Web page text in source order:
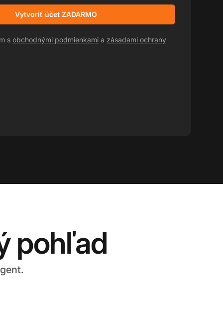
Vytvoriť účet ZADARMO
s obchodnými podmienkami a zásadami ochrany
pohľad